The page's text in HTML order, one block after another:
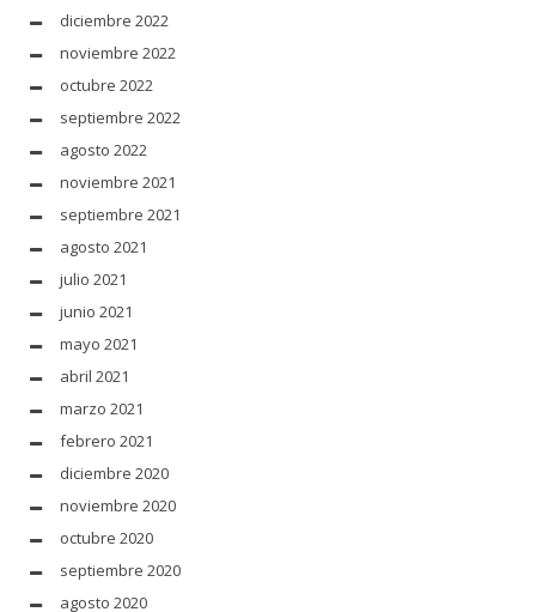
diciembre 2022
noviembre 2022
octubre 2022
septiembre 2022
agosto 2022
noviembre 2021
septiembre 2021
agosto 2021
julio 2021
junio 2021
mayo 2021
abril 2021
marzo 2021
febrero 2021
diciembre 2020
noviembre 2020
octubre 2020
septiembre 2020
agosto 2020